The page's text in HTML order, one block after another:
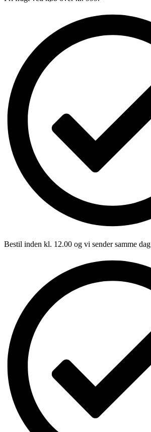
Bestil inden kl. 12.00 og vi sender samme dag